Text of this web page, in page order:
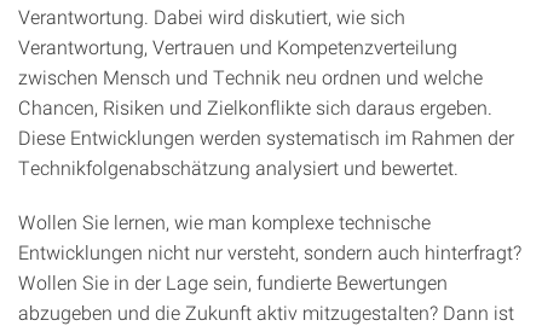
Verantwortung. Dabei wird diskutiert, wie sich
Verantwortung, Vertrauen und Kompetenzverteilung
zwischen Mensch und Technik neu ordnen und welche
Chancen, Risiken und Zielkonflikte sich daraus ergeben.
Diese Entwicklungen werden systematisch im Rahmen der
Technikfolgenabschätzung analysiert und bewertet.
Wollen Sie lernen, wie man komplexe technische
Entwicklungen nicht nur versteht, sondern auch hinterfragt?
Wollen Sie in der Lage sein, fundierte Bewertungen
abzugeben und die Zukunft aktiv mitzugestalten? Dann ist